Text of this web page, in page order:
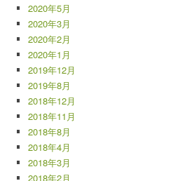
2020年5月
2020年3月
2020年2月
2020年1月
2019年12月
2019年8月
2018年12月
2018年11月
2018年8月
2018年4月
2018年3月
2018年2月